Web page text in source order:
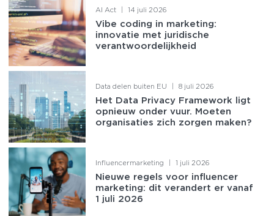
AI Act | 14 juli 2026
Vibe coding in marketing:
innovatie met juridische
verantwoordelijkheid
Data delen buiten EU | 8 juli 2026
Het Data Privacy Framework ligt
opnieuw onder vuur. Moeten
organisaties zich zorgen maken?
Influencermarketing | 1 juli 2026
Nieuwe regels voor influencer
marketing: dit verandert er vanaf
1 juli 2026